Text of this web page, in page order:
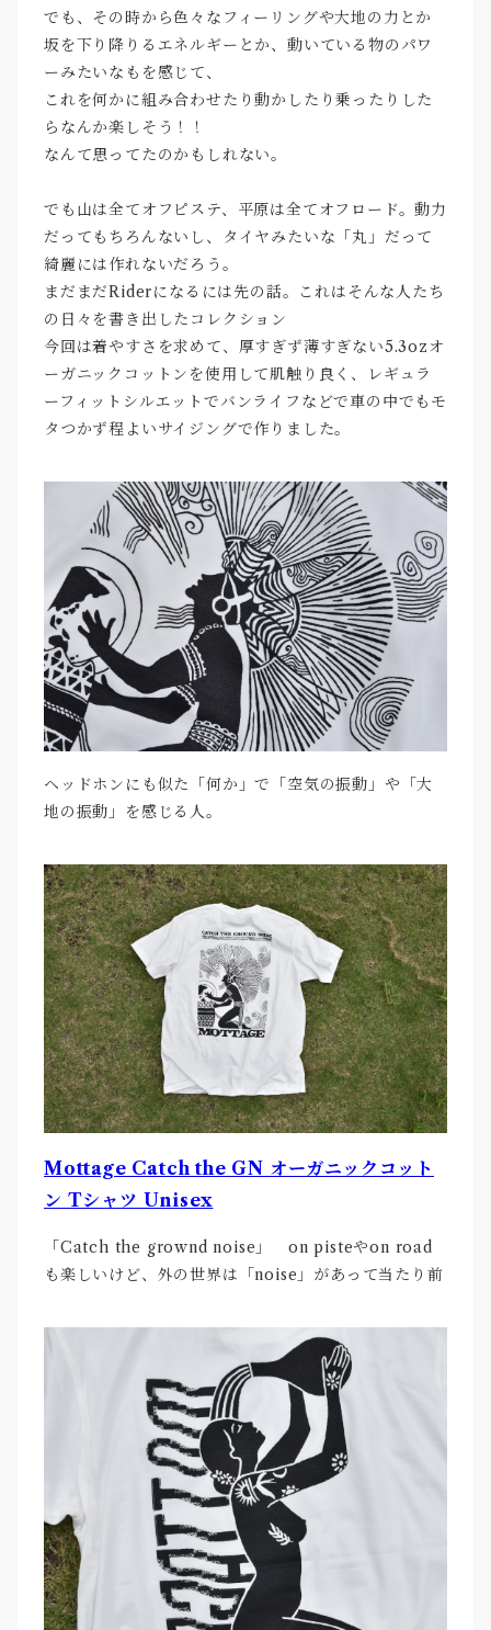
でも、その時から色々なフィーリングや大地の力とか
坂を下り降りるエネルギーとか、動いている物のパワ
ーみたいなもを感じて、
これを何かに組み合わせたり動かしたり乗ったりした
らなんか楽しそう！！
なんて思ってたのかもしれない。
でも山は全てオフピステ、平原は全てオフロード。動力
だってもちろんないし、タイヤみたいな「丸」だって
綺麗には作れないだろう。
まだまだRiderになるには先の話。これはそんな人たち
の日々を書き出したコレクション
今回は着やすさを求めて、厚すぎず薄すぎない5.3ozオ
ーガニックコットンを使用して肌触り良く、レギュラ
ーフィットシルエットでバンライフなどで車の中でもモ
タつかず程よいサイジングで作りました。
ヘッドホンにも似た「何か」で「空気の振動」や「大
地の振動」を感じる人。
Mottage Catch the GN オーガニックコット
ン Tシャツ Unisex
「Catch the grownd noise」 on pisteやon road
も楽しいけど、外の世界は「noise」があって当たり前